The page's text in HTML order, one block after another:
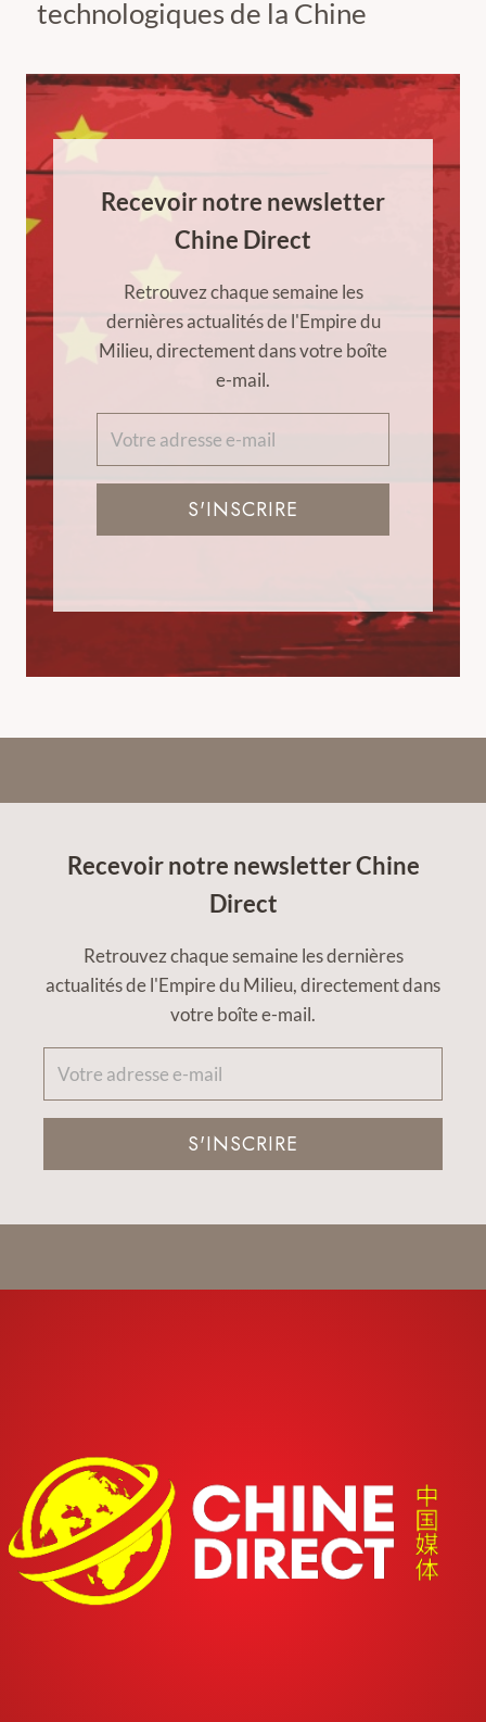
technologiques de la Chine
Recevoir notre newsletter
Chine Direct
Retrouvez chaque semaine les
dernières actualités de l'Empire du
Milieu, directement dans votre boîte
e-mail.
S'INSCRIRE
Recevoir notre newsletter Chine
Direct
Retrouvez chaque semaine les dernières
actualités de l'Empire du Milieu, directement dans
votre boîte e-mail.
S'INSCRIRE